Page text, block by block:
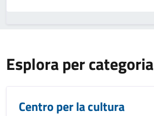
Esplora per categoria
Centro per la cultura